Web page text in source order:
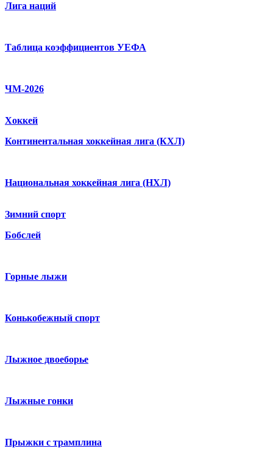
Лига наций
Таблица коэффициентов УЕФА
ЧМ-2026
Хоккей
Континентальная хоккейная лига (КХЛ)
Национальная хоккейная лига (НХЛ)
Зимний спорт
Бобслей
Горные лыжи
Конькобежный спорт
Лыжное двоеборье
Лыжные гонки
Прыжки с трамплина